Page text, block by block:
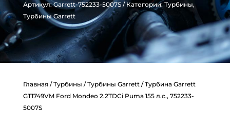
Артикул:Garrett-752233-5007S Категории: Турбины,
Турбины Garrett
Главная/Турбины /Турбины Garrett/ Турбина Garrett
GT1749VM Ford Mondeo 2.2TDCi Puma 155 л.с., 752233-
5007S